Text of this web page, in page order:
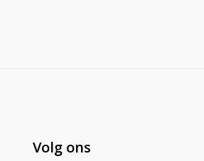
Volg ons